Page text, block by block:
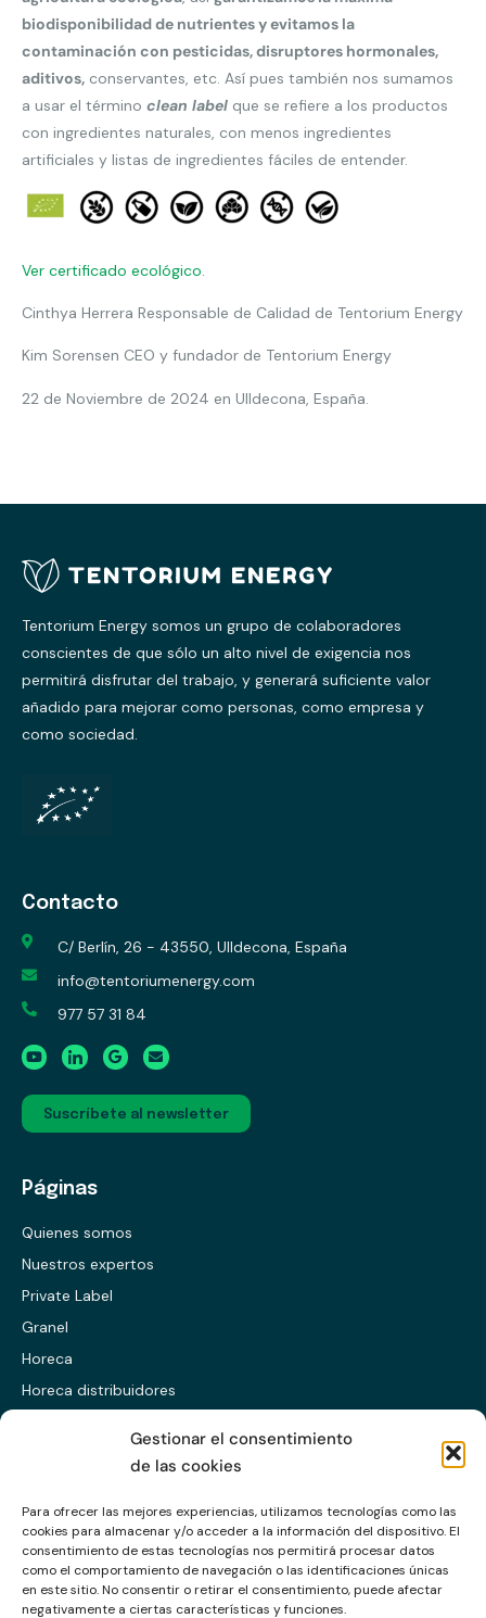
Gestionar el consentimiento
de las cookies
Para ofrecer las mejores experiencias, utilizamos tecnologías como las
cookies para almacenar y/o acceder a la información del dispositivo. El
consentimiento de estas tecnologías nos permitirá procesar datos
como el comportamiento de navegación o las identificaciones únicas
en este sitio. No consentir o retirar el consentimiento, puede afectar
negativamente a ciertas características y funciones.
biodisponibilidad de nutrientes y evitamos la
contaminación con pesticidas, disruptores hormonales,
aditivos, conservantes, etc. Así pues también nos sumamos
a usar el término clean label que se refiere a los productos
con ingredientes naturales, con menos ingredientes
artificiales y listas de ingredientes fáciles de entender.
Ver certificado ecológico.
Cinthya Herrera Responsable de Calidad de Tentorium Energy
Kim Sorensen CEO y fundador de Tentorium Energy
22 de Noviembre de 2024 en Ulldecona, España.
Tentorium Energy somos un grupo de colaboradores
conscientes de que sólo un alto nivel de exigencia nos
permitirá disfrutar del trabajo, y generará suficiente valor
añadido para mejorar como personas, como empresa y
como sociedad.
Contacto
C/ Berlín, 26 - 43550, Ulldecona, España
info@tentoriumenergy.com
977 57 31 84
Suscríbete al newsletter
Páginas
Quienes somos
Nuestros expertos
Private Label
Granel
Horeca
Horeca distribuidores
Enlaces
Política de calidad